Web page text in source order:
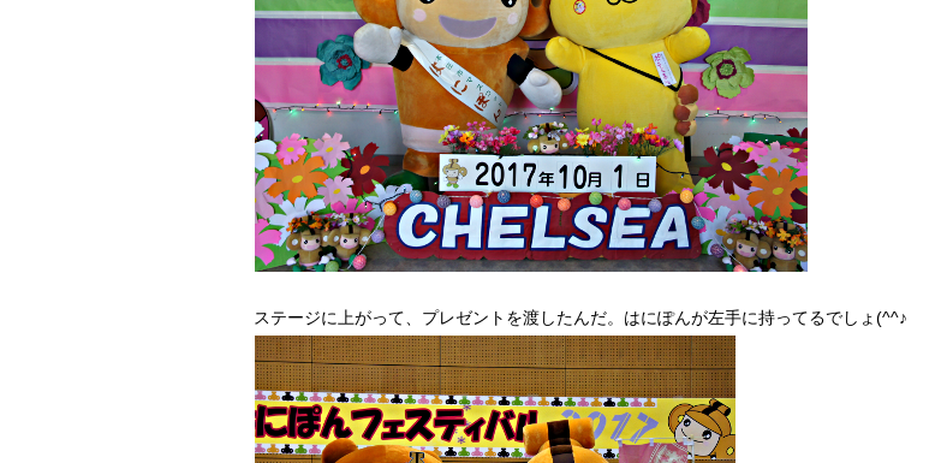
ステージに上がって、プレゼントを渡したんだ。はにぽんが左手に持ってるでしょ(^^♪